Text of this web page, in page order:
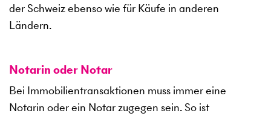
der Schweiz ebenso wie für Käufe in anderen
Ländern.
Notarin oder Notar
Bei Immobilientransaktionen muss immer eine
Notarin oder ein Notar zugegen sein. So ist